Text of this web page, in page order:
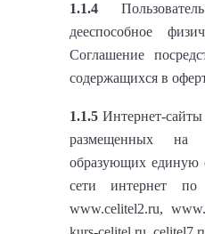
1.1.4
дееспособное
Соглашение
содержащихся в
1.1.5 Интернет-сайты
размещенных на
образующих единую
сети интернет по
www.celitel2.ru,